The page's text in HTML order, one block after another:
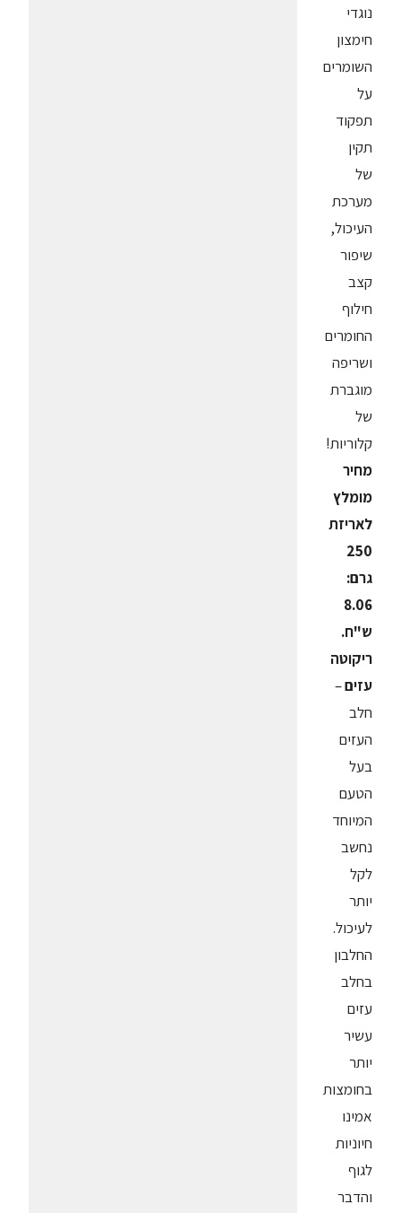
נוגדי
חימצון
השומרים
על
תפקוד
תקין
של
מערכת
העיכול,
שיפור
קצב
חילוף
החומרים
ושריפה
מוגברת
של
קלוריות!
מחיר
מומלץ
לאריזת
250
גרם:
8.06
ש"ח.
ריקוטה
עזים–
חלב
העזים
בעל
הטעם
המיוחד
נחשב
לקל
יותר
לעיכול.
החלבון
בחלב
עזים
עשיר
יותר
בחומצות
אמינו
חיוניות
לגוף
והדבר